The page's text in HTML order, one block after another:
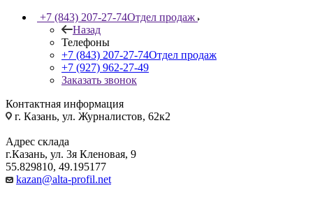
+7 (843) 207-27-74Отдел продаж
Назад
Телефоны
+7 (843) 207-27-74Отдел продаж
+7 (927) 962-27-49
Заказать звонок
Контактная информация
г. Казань, ул. Журналистов, 62к2
Адрес склада
г.Казань, ул. 3я Кленовая, 9
55.829810, 49.195177
kazan@alta-profil.net